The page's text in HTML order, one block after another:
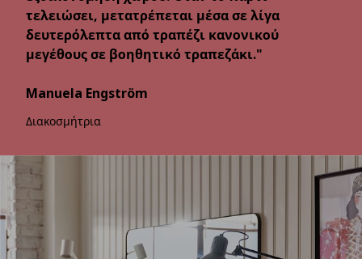
τελειώσει, μετατρέπεται μέσα σε λίγα
δευτερόλεπτα από τραπέζι κανονικού
μεγέθους σε βοηθητικό τραπεζάκι."
Manuela Engström
Διακοσμήτρια